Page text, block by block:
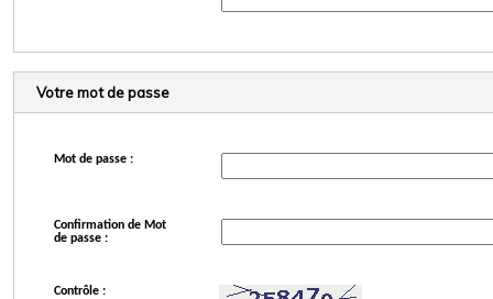
Votre mot de passe
Mot de passe :
Confirmation de Mot
de passe :
Contrôle :